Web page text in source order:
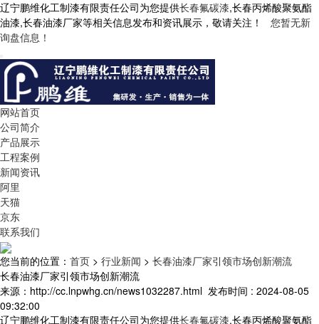
辽宁鹏维化工制漆有限责任公司为您提供长春氟碳漆,长春丙烯酸聚氨酯
油漆,长春油漆厂家等相关信息发布和资讯展示，敬请关注！ 您暂无新
询盘信息！
网站首页
公司简介
产品展示
工程案例
新闻资讯
阿里
天猫
京东
联系我们
您当前的位置： 首页 > 行业新闻 > 长春油漆厂家引领市场创新潮流
长春油漆厂家引领市场创新潮流
来源：http://cc.lnpwhg.cn/news1032287.html 发布时间 : 2024-08-05
09:32:00
辽宁鹏维化工制漆有限责任公司为您提供长春氟碳漆,长春丙烯酸聚氨酯